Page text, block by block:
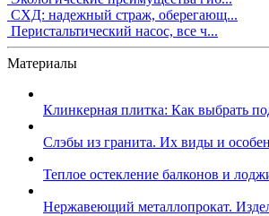
СХД: надежный страж, оберегающ...
Перистальтический насос, все ч...
Материалы
Клинкерная плитка: Как выбрать
Слэбы из гранита. Их виды и
Теплое остекление балконов и
Нержавеющий металлопрокат.